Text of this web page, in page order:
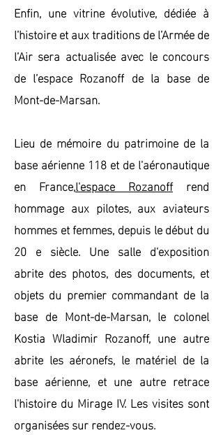
Enfin, une vitrine évolutive, dédiée à
l’histoire et aux traditions de l’Armée de
l’Air sera actualisée avec le concours
de l’espace Rozanoff de la base de
Mont-de-Marsan.
Lieu de mémoire du patrimoine de la
base aérienne 118 et de l'aéronautique
en France,l'espace Rozanoffrend
hommage aux pilotes, aux aviateurs
hommes et femmes, depuis le début du
20 e siècle. Une salle d'exposition
abrite des photos, des documents, et
objets du premier commandant de la
base de Mont-de-Marsan, le colonel
Kostia Wladimir Rozanoff, une autre
abrite les aéronefs, le matériel de la
base aérienne, et une autre retrace
l'histoire du Mirage IV. Les visites sont
organisées sur rendez-vous.